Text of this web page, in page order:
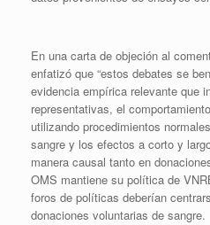
En una carta de objeción al
enfatizó que “estos debates se
evidencia empírica relevante que
representativas, el
utilizando procedimientos
sangre y los efectos a corto y
manera causal tanto en
OMS mantiene su política de
foros de políticas deberían
donaciones voluntarias de sangre.